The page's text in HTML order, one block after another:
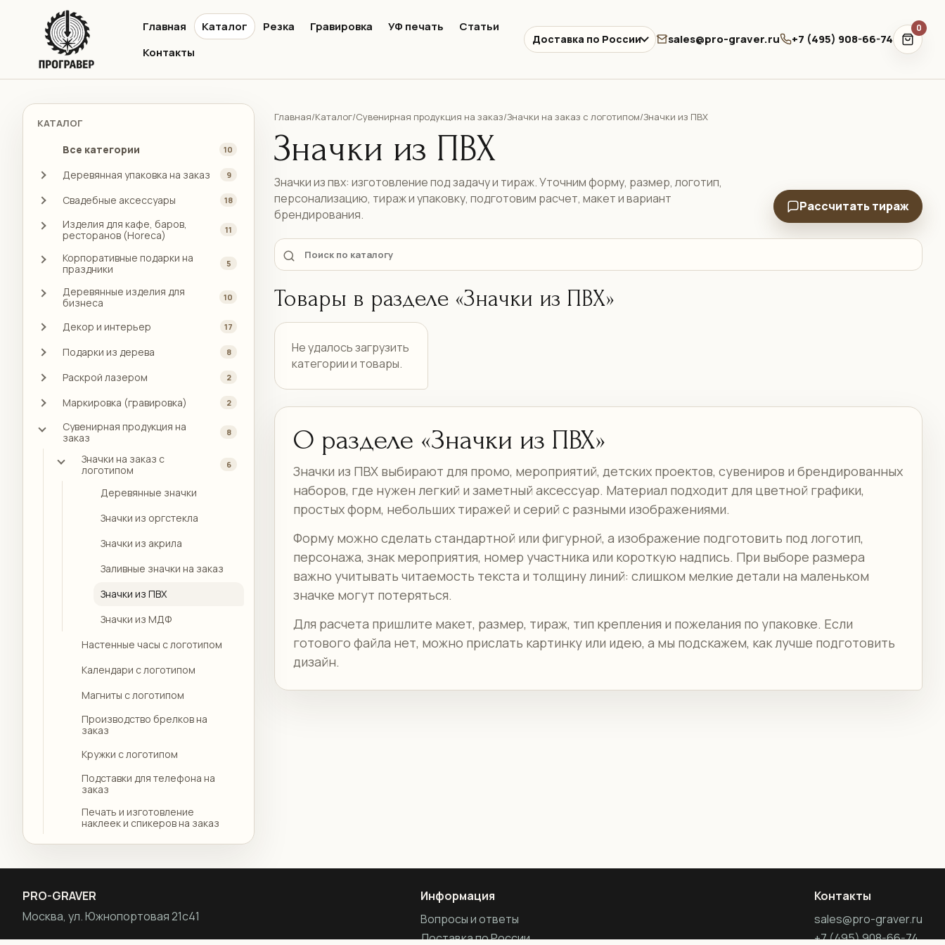
Главная Каталог Резка Гравировка УФ печать
Статьи
Контакты
Доставка по России sales@pro-graver.ru +7 (495) 908-66-74
0
КАТАЛОГ
Все категории 10
Деревянная упаковка на заказ 9
Свадебные аксессуары 18
Изделия для кафе, баров,
ресторанов (Horeca)
11
Корпоративные подарки на
праздники
5
Деревянные изделия для
бизнеса
10
Декор и интерьер 17
Подарки из дерева 8
Раскрой лазером 2
Маркировка (гравировка) 2
Сувенирная продукция на
заказ
8
Значки на заказ с
логотипом
6
Деревянные значки
Значки из оргстекла
Значки из акрила
Заливные значки на заказ
Значки из ПВХ
Значки из МДФ
Настенные часы с логотипом
Календари с логотипом
Магниты с логотипом
Производство брелков на
заказ
Кружки с логотипом
Подставки для телефона на
заказ
Печать и изготовление
наклеек и спикеров на заказ
Главная/Каталог/Сувенирная продукция на заказ/Значки на заказ с логотипом/Значки из ПВХ
Значки из ПВХ
Значки из пвх: изготовление под задачу и тираж. Уточним форму, размер, логотип,
персонализацию, тираж и упаковку, подготовим расчет, макет и вариант
брендирования.
Рассчитать тираж
Товары в разделе «Значки из ПВХ»
Не удалось загрузить
категории и товары.
О разделе «Значки из ПВХ»
Значки из ПВХ выбирают для промо, мероприятий, детских проектов, сувениров и брендированных
наборов, где нужен легкий и заметный аксессуар. Материал подходит для цветной графики,
простых форм, небольших тиражей и серий с разными изображениями.
Форму можно сделать стандартной или фигурной, а изображение подготовить под логотип,
персонажа, знак мероприятия, номер участника или короткую надпись. При выборе размера
важно учитывать читаемость текста и толщину линий: слишком мелкие детали на маленьком
значке могут потеряться.
Для расчета пришлите макет, размер, тираж, тип крепления и пожелания по упаковке. Если
готового файла нет, можно прислать картинку или идею, а мы подскажем, как лучше подготовить
дизайн.
PRO-GRAVER
Москва, ул. Южнопортовая 21с41
Информация
Вопросы и ответы
Доставка по России
Контакты
sales@pro-graver.ru
+7 (495) 908-66-74